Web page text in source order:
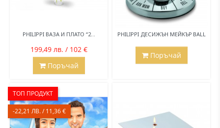
PHILIPPI ВАЗА И ПЛАТО “2...
199,49 лв. / 102 €
Поръчай
PHILIPPI ДЕСИЖЪН МЕЙКЪР BALL
Поръчай
ТОП ПРОДУКТ
-22,21 ЛВ. / 11,36 €